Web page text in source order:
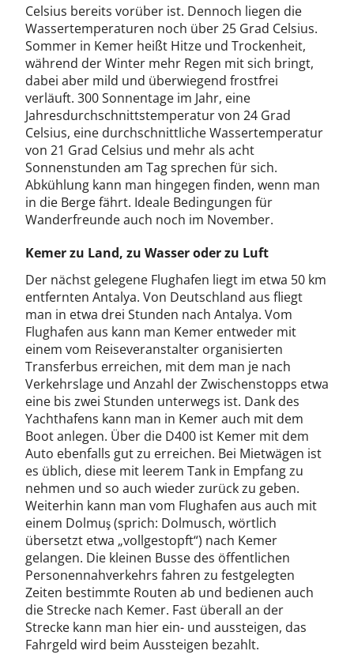
Celsius bereits vorüber ist. Dennoch liegen die
Wassertemperaturen noch über 25 Grad Celsius.
Sommer in Kemer heißt Hitze und Trockenheit,
während der Winter mehr Regen mit sich bringt,
dabei aber mild und überwiegend frostfrei
verläuft. 300 Sonnentage im Jahr, eine
Jahresdurchschnittstemperatur von 24 Grad
Celsius, eine durchschnittliche Wassertemperatur
von 21 Grad Celsius und mehr als acht
Sonnenstunden am Tag sprechen für sich.
Abkühlung kann man hingegen finden, wenn man
in die Berge fährt. Ideale Bedingungen für
Wanderfreunde auch noch im November.
Kemer zu Land, zu Wasser oder zu Luft
Der nächst gelegene Flughafen liegt im etwa 50 km
entfernten Antalya. Von Deutschland aus fliegt
man in etwa drei Stunden nach Antalya. Vom
Flughafen aus kann man Kemer entweder mit
einem vom Reiseveranstalter organisierten
Transferbus erreichen, mit dem man je nach
Verkehrslage und Anzahl der Zwischenstopps etwa
eine bis zwei Stunden unterwegs ist. Dank des
Yachthafens kann man in Kemer auch mit dem
Boot anlegen. Über die D400 ist Kemer mit dem
Auto ebenfalls gut zu erreichen. Bei Mietwägen ist
es üblich, diese mit leerem Tank in Empfang zu
nehmen und so auch wieder zurück zu geben.
Weiterhin kann man vom Flughafen aus auch mit
einem Dolmuş (sprich: Dolmusch, wörtlich
übersetzt etwa „vollgestopft“) nach Kemer
gelangen. Die kleinen Busse des öffentlichen
Personennahverkehrs fahren zu festgelegten
Zeiten bestimmte Routen ab und bedienen auch
die Strecke nach Kemer. Fast überall an der
Strecke kann man hier ein- und aussteigen, das
Fahrgeld wird beim Aussteigen bezahlt.